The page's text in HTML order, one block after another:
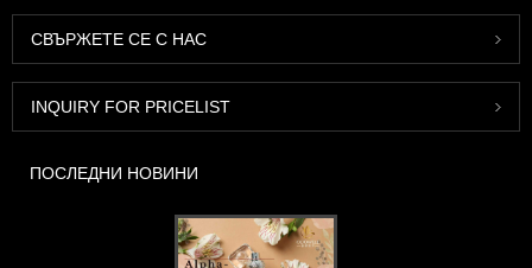
СВЪРЖЕТЕ СЕ С НАС
INQUIRY FOR PRICELIST
ПОСЛЕДНИ НОВИНИ